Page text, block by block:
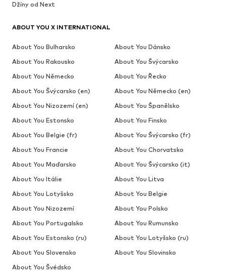
Džíny od Next
ABOUT YOU X INTERNATIONAL
About You Bulharsko
About You Dánsko
About You Rakousko
About You Švýcarsko
About You Německo
About You Řecko
About You Švýcarsko (en)
About You Německo (en)
About You Nizozemí (en)
About You Španělsko
About You Estonsko
About You Finsko
About You Belgie (fr)
About You Švýcarsko (fr)
About You Francie
About You Chorvatsko
About You Maďarsko
About You Švýcarsko (it)
About You Itálie
About You Litva
About You Lotyšsko
About You Belgie
About You Nizozemí
About You Polsko
About You Portugalsko
About You Rumunsko
About You Estonsko (ru)
About You Lotyšsko (ru)
About You Slovensko
About You Slovinsko
About You Švédsko